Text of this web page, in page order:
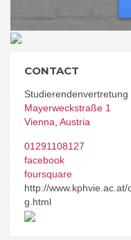
CONTACT
Mayerweckstraße 1
Vienna Austria
01291108127
facebook
foursquare
http://
g.html